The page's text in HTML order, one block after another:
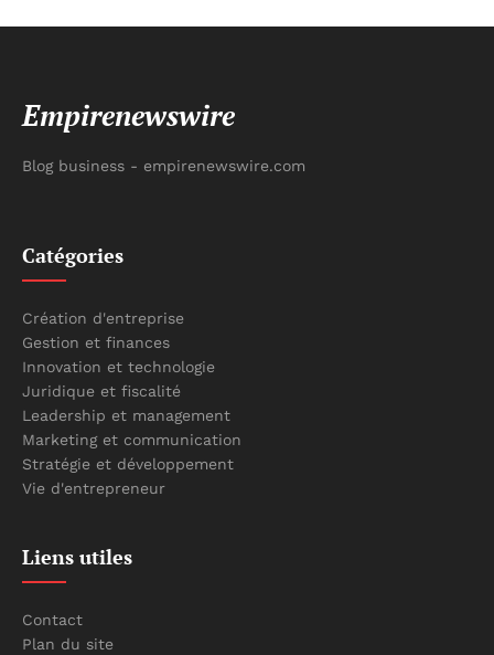
Empirenewswire
Blog business - empirenewswire.com
Catégories
Création d'entreprise
Gestion et finances
Innovation et technologie
Juridique et fiscalité
Leadership et management
Marketing et communication
Stratégie et développement
Vie d'entrepreneur
Liens utiles
Contact
Plan du site